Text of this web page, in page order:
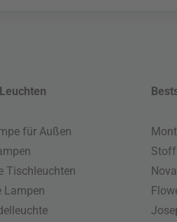
für Außen
Tischleuchten
Lampen